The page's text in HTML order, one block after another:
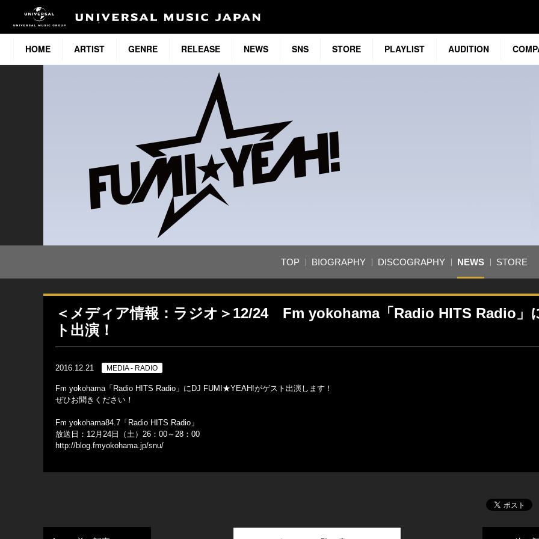
HOME ARTIST GENRE RELEASE NEWS SNS STORE PLAYLIST AUDITION
TOP BIOGRAPHY DISCOGRAPHY NEWS STORE
＜メディア情報：ラジオ＞12/24 Fm yokohama「Radio HITS Radio」
ト出演！
2016.12.21 MEDIA - RADIO
Fm yokohama「Radio HITS Radio」にDJ FUMI★YEAH!がゲスト出演します！
ぜひお聞きください！
Fm yokohama84.7「Radio HITS Radio」
放送日：12月24日（土）26：00～28：00
http://blog.fmyokohama.jp/snu/